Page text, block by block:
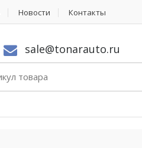
Новости Контакты
sale@tonarauto.ru